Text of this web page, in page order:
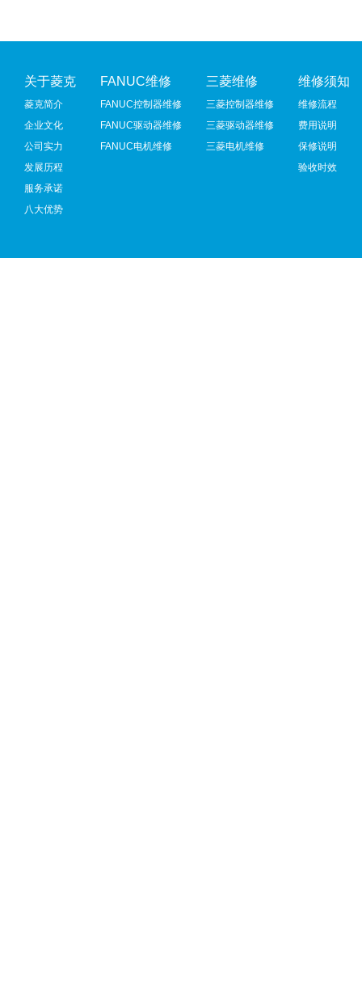
关于菱克
菱克简介
企业文化
公司实力
发展历程
服务承诺
八大优势
FANUC维修
FANUC控制器维修
FANUC驱动器维修
FANUC电机维修
三菱维修
三菱控制器维修
三菱驱动器维修
三菱电机维修
维修须知
维修流程
费用说明
保修说明
验收时效